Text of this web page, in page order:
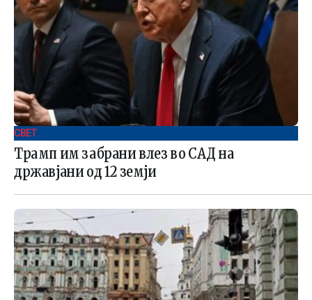
СВЕТ .
Трамп им забрани влез во САД на
државјани од 12 земји